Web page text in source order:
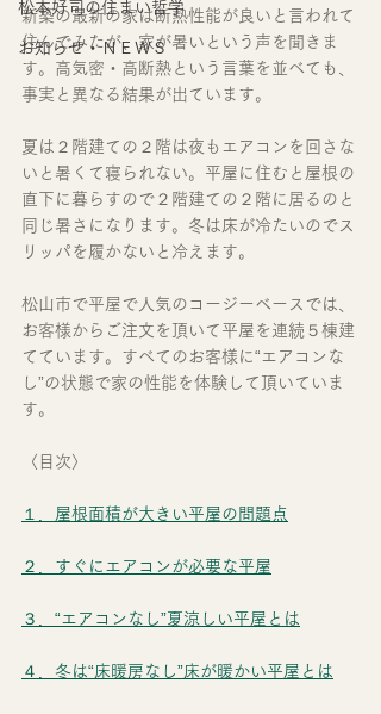
松本好司の住まい哲学
お知らせ・ＮＥＷＳ
新築の最新の家は断熱性能が良いと言われて
住んでみたが、家が暑いという声を聞きま
す。高気密・高断熱という言葉を並べても、
事実と異なる結果が出ています。
夏は２階建ての２階は夜もエアコンを回さな
いと暑くて寝られない。平屋に住むと屋根の
直下に暮らすので２階建ての２階に居るのと
同じ暑さになります。冬は床が冷たいのでス
リッパを履かないと冷えます。
松山市で平屋で人気のコージーベースでは、
お客様からご注文を頂いて平屋を連続５棟建
てています。すべてのお客様に“エアコンな
し”の状態で家の性能を体験して頂いていま
す。
〈目次〉
１．屋根面積が大きい平屋の問題点
２．すぐにエアコンが必要な平屋
３．“エアコンなし”夏涼しい平屋とは
４．冬は“床暖房なし”床が暖かい平屋とは